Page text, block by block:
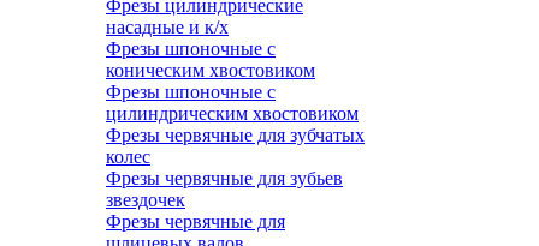
Фрезы цилиндрические
насадные и к/х
Фрезы шпоночные с
коническим хвостовиком
Фрезы шпоночные с
цилиндрическим хвостовиком
Фрезы червячные для зубчатых
колес
Фрезы червячные для зубьев
звездочек
Фрезы червячные для